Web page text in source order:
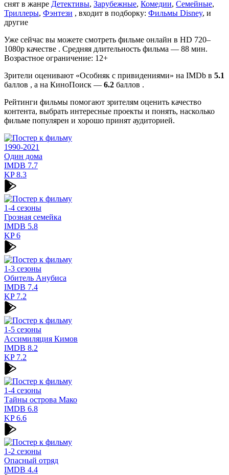
снят в жанре Детективы, Зарубежные, Комедии, Семейные,
Триллеры, Фэнтези , входит в подборку: Фильмы Disney, и
другие
Уже сейчас вы можете смотреть фильме онлайн в HD 720–
1080p качестве . Средняя длительность фильма — 88 мин.
Возрастное ограничение: 12+
Зрители оценивают «Особняк с привидениями» на IMDb в 5.1
баллов , а на КиноПоиск — 6.2 баллов .
Рейтинги фильмы помогают зрителям оценить качество
контента, выбрать интересные проекты и понять, насколько
фильме популярен и хорошо принят аудиторией.
1990-2021
Один дома
IMDB 7.7
KP8.3
1-4 сезоны
Грозная семейка
IMDB 5.8
KP6
1-3 сезоны
Обитель Анубиса
IMDB 7.4
KP7.2
1-5 сезоны
Ассимиляция Кимов
IMDB 8.2
KP7.2
1-4 сезоны
Тайны острова Мако
IMDB 6.8
KP6.6
1-2 сезоны
Опасный отряд
IMDB 4.4